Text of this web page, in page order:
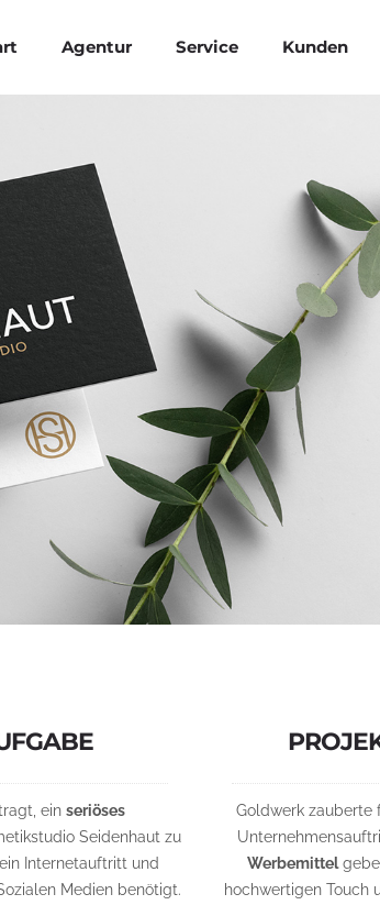
Agentur Service Kunden
einseriöses
Seidenhaut zu
Internetauftritt und
Medien benötigt.
Goldwerk zauberte
Werbemittel
hochwertigen Touch